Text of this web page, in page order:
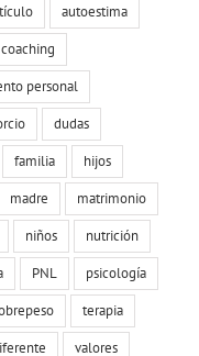
autoestima
coaching
personal
dudas
familia
hijos
madre
matrimonio
niños
nutrición
PNL
psicología
terapia
valores